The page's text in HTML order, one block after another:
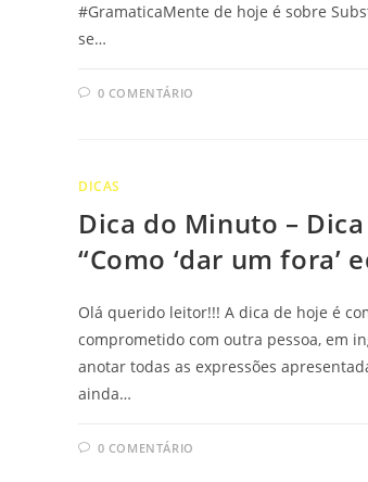
#GramaticaMente de hoje é sobre
se…
0 COMENTÁRIO
DICAS
Dica do Minuto –
“Como ‘dar um fora’
Olá querido leitor!!! A dica de hoje é
comprometido com outra pessoa, em
anotar todas as expressões
ainda…
0 COMENTÁRIO